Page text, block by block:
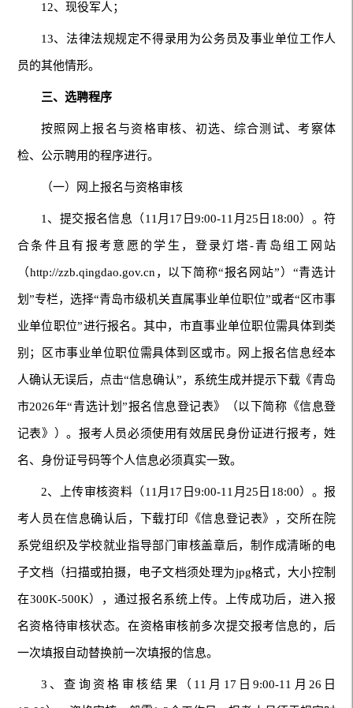
12、现役军人；
13、法律法规规定不得录用为公务员及事业单位工作人
员的其他情形。
三、选聘程序
按照网上报名与资格审核、初选、综合测试、考察体
检、公示聘用的程序进行。
（一）网上报名与资格审核
1、提交报名信息（11月17日9:00-11月25日18:00）。符
合条件且有报考意愿的学生，登录灯塔-青岛组工网站
（http://zzb.qingdao.gov.cn，以下简称“报名网站”）“青选计
划”专栏，选择“青岛市级机关直属事业单位职位”或者“区市事
业单位职位”进行报名。其中，市直事业单位职位需具体到类
别；区市事业单位职位需具体到区或市。网上报名信息经本
人确认无误后，点击“信息确认”，系统生成并提示下载《青岛
市2026年“青选计划”报名信息登记表》（以下简称《信息登
记表》）。报考人员必须使用有效居民身份证进行报考，姓
名、身份证号码等个人信息必须真实一致。
2、上传审核资料（11月17日9:00-11月25日18:00）。报
考人员在信息确认后，下载打印《信息登记表》，交所在院
系党组织及学校就业指导部门审核盖章后，制作成清晰的电
子文档（扫描或拍摄，电子文档须处理为jpg格式，大小控制
在300K-500K），通过报名系统上传。上传成功后，进入报
名资格待审核状态。在资格审核前多次提交报考信息的，后
一次填报自动替换前一次填报的信息。
3、查询资格审核结果（11月17日9:00-11月26日